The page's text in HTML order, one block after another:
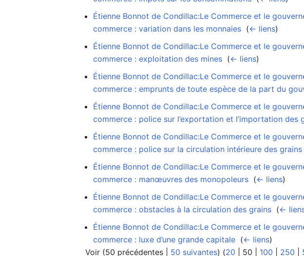
Étienne Bonnot de Condillac:Le Commerce et le
commerce : variation dans les monnaies (← liens)
Étienne Bonnot de Condillac:Le Commerce et le
commerce : exploitation des mines (← liens)
Étienne Bonnot de Condillac:Le Commerce et le
commerce : emprunts de toute espèce de la part du
Étienne Bonnot de Condillac:Le Commerce et le
commerce : police sur l’exportation et l’importation des
Étienne Bonnot de Condillac:Le Commerce et le
commerce : police sur la circulation intérieure des grains
Étienne Bonnot de Condillac:Le Commerce et le
commerce : manœuvres des monopoleurs (← liens)
Étienne Bonnot de Condillac:Le Commerce et le
commerce : obstacles à la circulation des grains (←
Étienne Bonnot de Condillac:Le Commerce et le
commerce : luxe d’une grande capitale (← liens)
Voir (50 précédentes 50 suivantes) (20 50 100 250